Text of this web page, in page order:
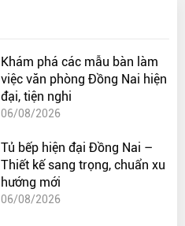
Khám phá các mẫu bàn làm
việc văn phòng Đồng Nai hiện
đại, tiện nghi
06/08/2026
Tủ bếp hiện đại Đồng Nai –
Thiết kế sang trọng, chuẩn xu
hướng mới
06/08/2026